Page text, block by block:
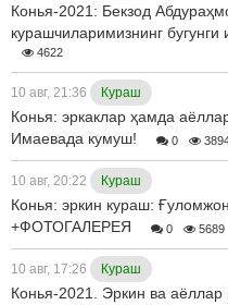
Конья-2021: Бекзод
курашчиларимизнинг
4622
10 авг, 21:36 Кураш
Конья: эркаклар ҳамда
Имаевада кумуш!
0
10 авг, 20:22 Кураш
Конья: эркин кураш:
+ФОТОГАЛЕРЕЯ
0 5689
10 авг, 17:26 Кураш
Конья-2021. Эркин ва аёллар